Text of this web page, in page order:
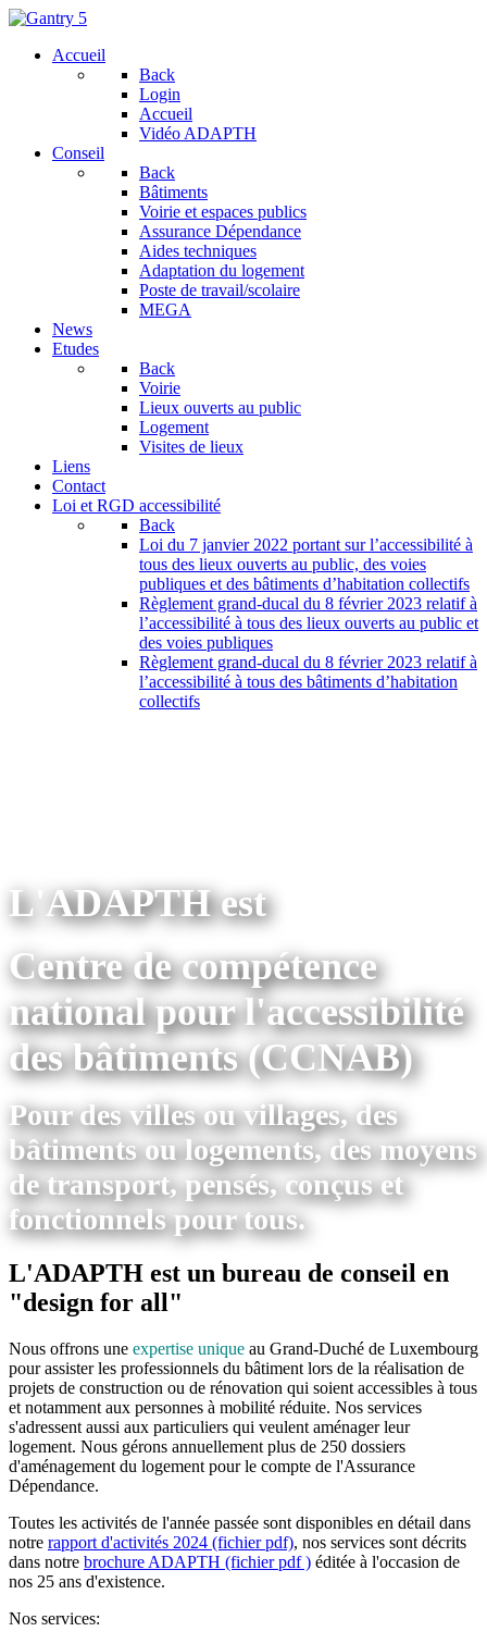
Accueil
Back
Login
Accueil
Vidéo ADAPTH
Conseil
Back
Bâtiments
Voirie et espaces publics
Assurance Dépendance
Aides techniques
Adaptation du logement
Poste de travail/scolaire
MEGA
News
Etudes
Back
Voirie
Lieux ouverts au public
Logement
Visites de lieux
Liens
Contact
Loi et RGD accessibilité
Back
Loi du 7 janvier 2022 portant sur l’accessibilité à
tous des lieux ouverts au public, des voies
publiques et des bâtiments d’habitation collectifs
Règlement grand-ducal du 8 février 2023 relatif à
l’accessibilité à tous des lieux ouverts au public et
des voies publiques
Règlement grand-ducal du 8 février 2023 relatif à
l’accessibilité à tous des bâtiments d’habitation
collectifs
L'ADAPTH est
Centre de compétence
national pour l'accessibilité
des bâtiments (CCNAB)
Pour des villes ou villages, des
bâtiments ou logements, des moyens
de transport, pensés, conçus et
fonctionnels pour tous.
L'ADAPTH est un bureau de conseil en
"design for all"
Nous offrons une expertise unique au Grand-Duché de Luxembourg
pour assister les professionnels du bâtiment lors de la réalisation de
projets de construction ou de rénovation qui soient accessibles à tous
et notamment aux personnes à mobilité réduite. Nos services
s'adressent aussi aux particuliers qui veulent aménager leur
logement. Nous gérons annuellement plus de 250 dossiers
d'aménagement du logement pour le compte de l'Assurance
Dépendance.
Toutes les activités de l'année passée sont disponibles en détail dans
notre rapport d'activités 2024 (fichier pdf), nos services sont décrits
dans notre brochure ADAPTH (fichier pdf ) éditée à l'occasion de
nos 25 ans d'existence.
Nos services: